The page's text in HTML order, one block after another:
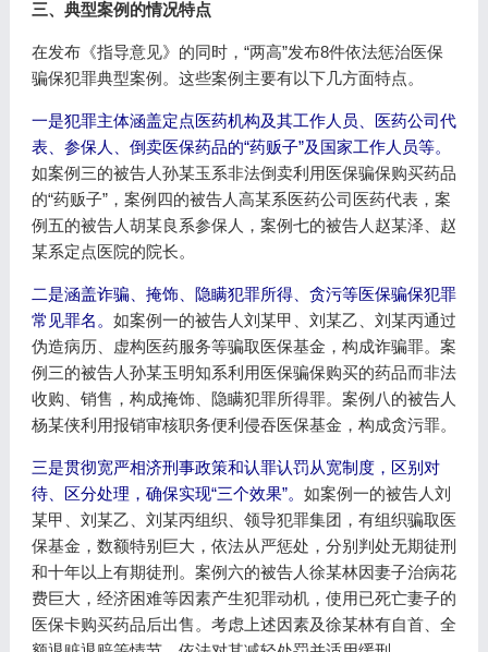
三、典型案例的情况特点
在发布《指导意见》的同时，“两高”发布8件依法惩治医保
骗保犯罪典型案例。这些案例主要有以下几方面特点。
一是犯罪主体涵盖定点医药机构及其工作人员、医药公司代
表、参保人、倒卖医保药品的“药贩子”及国家工作人员等。
如案例三的被告人孙某玉系非法倒卖利用医保骗保购买药品
的“药贩子”，案例四的被告人高某系医药公司医药代表，案
例五的被告人胡某良系参保人，案例七的被告人赵某泽、赵
某系定点医院的院长。
二是涵盖诈骗、掩饰、隐瞒犯罪所得、贪污等医保骗保犯罪
常见罪名。 如案例一的被告人刘某甲、刘某乙、刘某丙通过
伪造病历、虚构医药服务等骗取医保基金，构成诈骗罪。案
例三的被告人孙某玉明知系利用医保骗保购买的药品而非法
收购、销售，构成掩饰、隐瞒犯罪所得罪。案例八的被告人
杨某侠利用报销审核职务便利侵吞医保基金，构成贪污罪。
三是贯彻宽严相济刑事政策和认罪认罚从宽制度，区别对
待、区分处理，确保实现“三个效果”。 如案例一的被告人刘
某甲、刘某乙、刘某丙组织、领导犯罪集团，有组织骗取医
保基金，数额特别巨大，依法从严惩处，分别判处无期徒刑
和十年以上有期徒刑。案例六的被告人徐某林因妻子治病花
费巨大，经济困难等因素产生犯罪动机，使用已死亡妻子的
医保卡购买药品后出售。考虑上述因素及徐某林有自首、全